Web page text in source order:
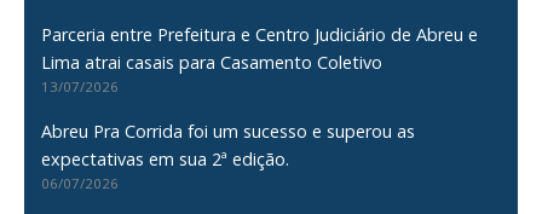
Parceria entre Prefeitura e Centro Judiciário de Abreu e
Lima atrai casais para Casamento Coletivo
13/07/2026
Abreu Pra Corrida foi um sucesso e superou as
expectativas em sua 2ª edição.
06/07/2026